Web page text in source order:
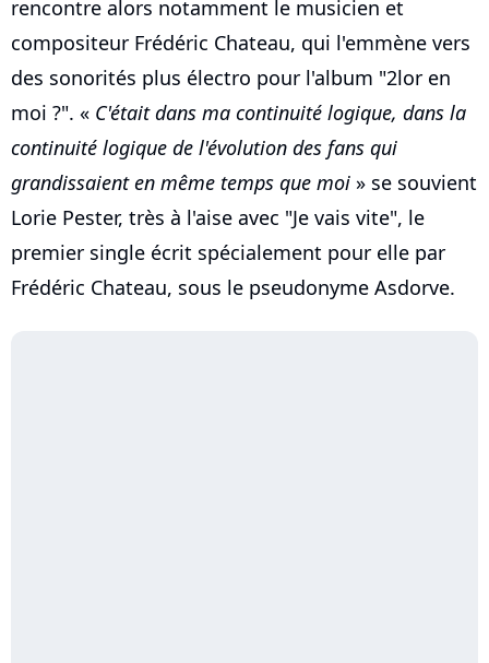
rencontre alors notamment le musicien et
compositeur Frédéric Chateau, qui l'emmène vers
des sonorités plus électro pour l'album "2lor en
moi ?". « C'était dans ma continuité logique, dans la
continuité logique de l'évolution des fans qui
grandissaient en même temps que moi » se souvient
Lorie Pester, très à l'aise avec "Je vais vite", le
premier single écrit spécialement pour elle par
Frédéric Chateau, sous le pseudonyme Asdorve.